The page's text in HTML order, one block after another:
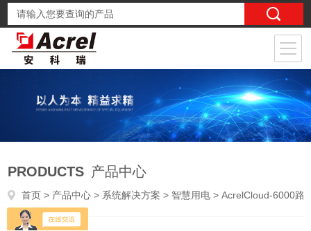
PRODUCTS 产品中心
首页 > 产品中心 > 系统解决方案 > 智慧用电 > AcrelCloud-6000路灯监控管理系统